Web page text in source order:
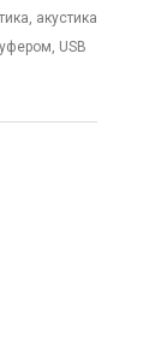
акустика
USB